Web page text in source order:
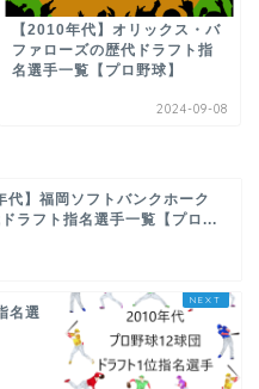
【2010年代】オリックス・バ
ファローズの歴代ドラフト指
名選手一覧【プロ野球】
2024-09-08
代】福岡ソフトバンクホーク
ラフト指名選手一覧【プロ...
名選